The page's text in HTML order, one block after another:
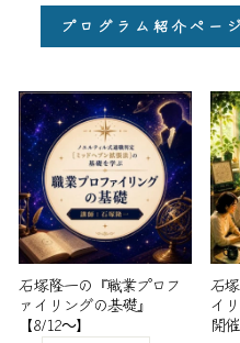
プログラム紹介ペー
石塚隆一の『職業プロフ
ァイリングの基礎』
【8/12～】
石
イ
開